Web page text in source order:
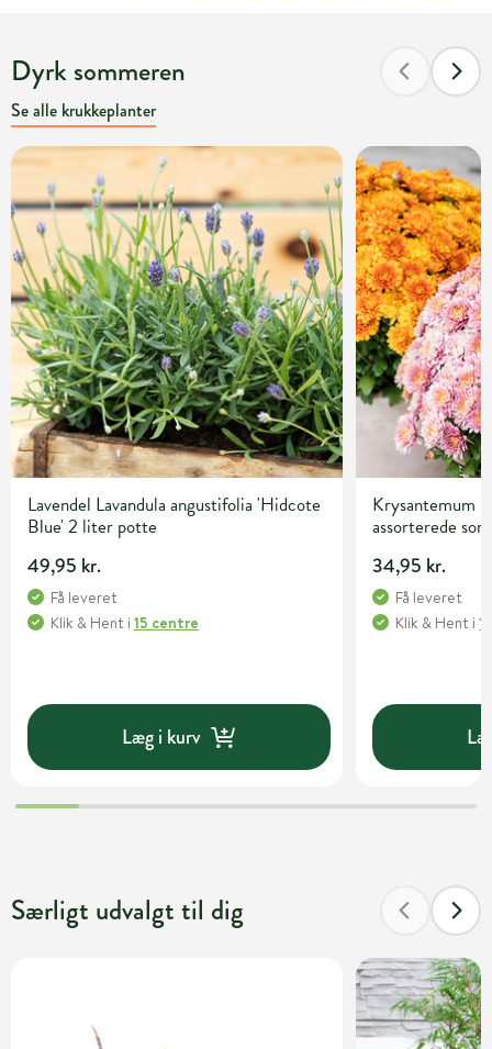
Dyrk sommeren
Se alle krukkeplanter
Lavendel Lavandula angustifolia 'Hidcote
Blue' 2 liter potte
49,95 kr.
Få leveret
Klik & Hent i 15 centre
Læg i kurv
Krysantemum
assorterede
34,95 kr.
Få leveret
Klik & Hent i
Særligt udvalgt til dig